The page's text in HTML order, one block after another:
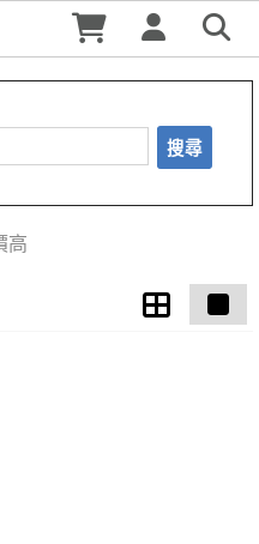
時裳韓風
搜尋
高